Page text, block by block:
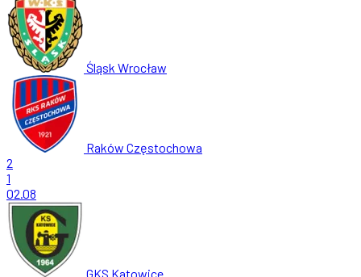
Śląsk Wrocław
Raków Częstochowa
2
1
02.08
GKS Katowice